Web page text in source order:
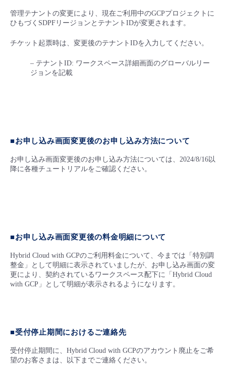
管理テナントの変更により、現在ご利用中のGCPプロジェクトに
ひもづくSDPFリージョンとテナントIDが変更されます。
チケット起票時は、変更後のテナントIDを入力してください。
– テナントID: ワークスペース詳細画面のグローバルリー
ジョンを記載
■お申し込み画面変更後のお申し込み方法について
お申し込み画面変更後のお申し込み方法については、2024/8/16以
降に各種チュートリアルをご確認ください。
■お申し込み画面変更後の料金明細について
Hybrid Cloud with GCPのご利用料金について、今までは「特別調
整金」として明細に表示されていましたが、お申し込み画面の変
更により、契約されているワークスペース配下に「Hybrid Cloud
with GCP」として明細が表示されるようになります。
■受付停止期間におけるご連絡先
受付停止期間に、Hybrid Cloud with GCPのアカウント廃止をご希
望のお客さまは、以下までご連絡ください。